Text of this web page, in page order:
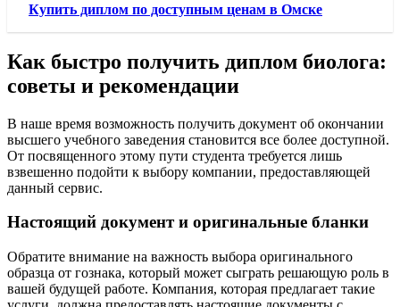
Купить диплом по доступным ценам в Омске
Как быстро получить диплом биолога:
советы и рекомендации
В наше время возможность получить документ об окончании
высшего учебного заведения становится все более доступной.
От посвященного этому пути студента требуется лишь
взвешенно подойти к выбору компании, предоставляющей
данный сервис.
Настоящий документ и оригинальные бланки
Обратите внимание на важность выбора оригинального
образца от гознака, который может сыграть решающую роль в
вашей будущей работе. Компания, которая предлагает такие